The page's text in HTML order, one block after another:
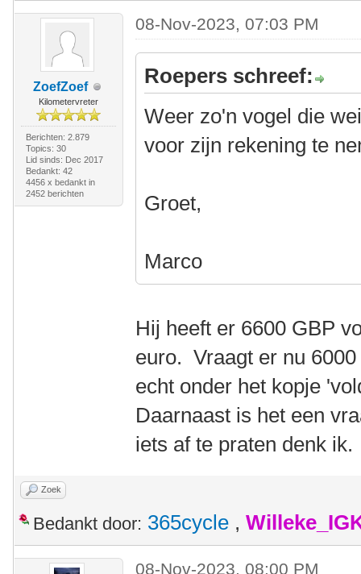
ZoefZoef
Kilometervreter
Berichten: 2.879
Topics: 30
Lid sinds: Dec 2017
Bedankt: 42
4456 x bedankt in
2452 berichten
08-Nov-2023, 07:03 PM
Roepers schreef:
Weer zo'n vogel die
voor zijn rekening te
Groet,
Marco
Hij heeft er 6600 GBP
euro. Vraagt er nu
echt onder het kopje
Daarnaast is het een
iets af te praten denk ik.
Zoek
Bedankt door: 365cycle ,
08-Nov-2023, 08:00 PM